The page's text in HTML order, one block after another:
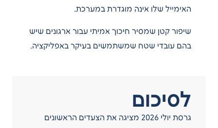
האימייל שלו אינה מוגדרת במערכת.
שיפור קטן שמסיר חיכוך אמיתי עבור ארגונים שיש
בהם עובדי שטח שמשתמשים בעיקר באפליקציה.
לסיכום
גרסת יולי 2026 מציגה את הצעדים הראשונים